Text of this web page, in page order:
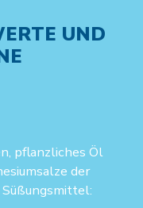
UND
pflanzliches Öl
der